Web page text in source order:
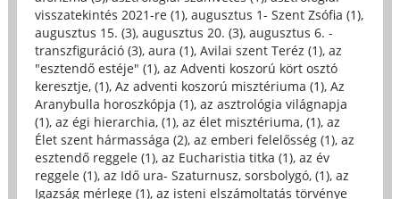
visszatekintés 2021-re (1), augusztus 1- Szent Zsófia (1),
augusztus 15. (3), augusztus 20. (3), augusztus 6. -
transzfiguráció (3), aura (1), Avilai szent Teréz (1), az
"esztendő estéje" (1), az Adventi koszorú kört osztó
keresztje, (1), Az adventi koszorú misztériuma (1), Az
Aranybulla horoszkópja (1), az asztrológia világnapja
(1), az égi hierarchia, (1), az élet misztériuma, (1), az
Élet szent hármassága (2), az emberi felelősség (1), az
esztendő reggele (1), az Eucharistia titka (1), az év
reggele (1), az Idő ura- Szaturnusz, sorsbolygó, (1), az
Igazság mérlege (1), az isteni elszámoltatás törvénye